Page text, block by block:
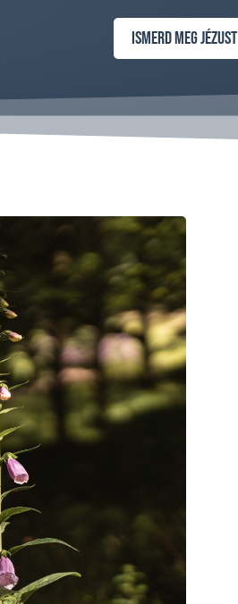
Ismerd meg Jézust